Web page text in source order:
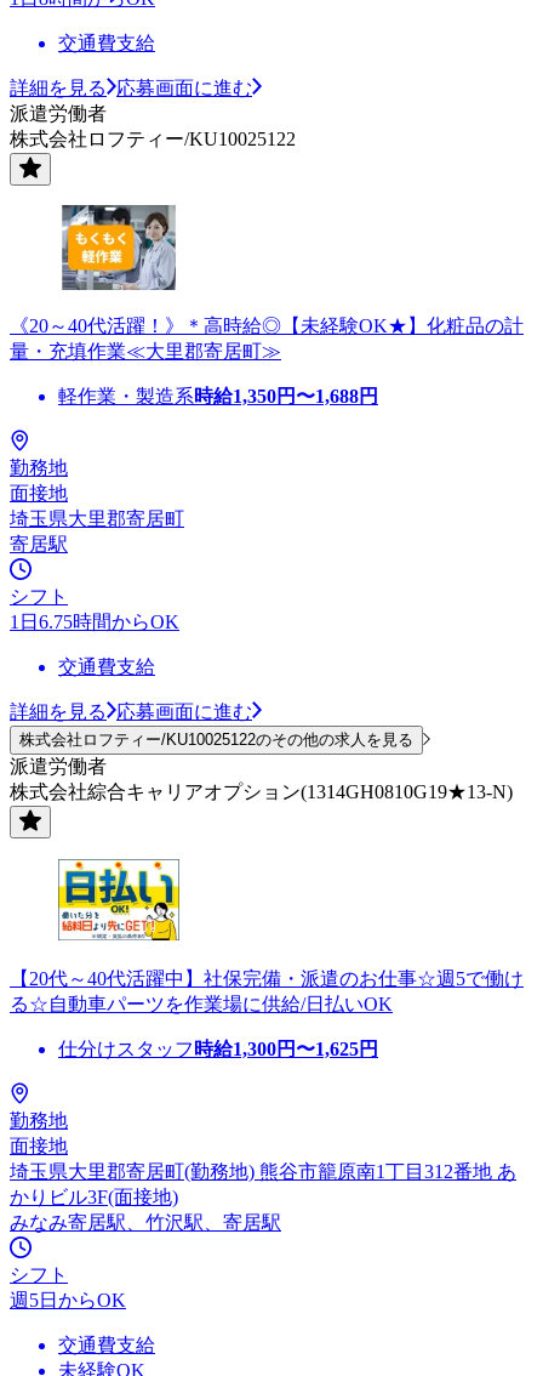
交通費支給
詳細を見る
応募画面に進む
派遣労働者
株式会社ロフティー/KU10025122
《20～40代活躍！》＊高時給◎【未経験OK★】化粧品の計
量・充填作業≪大里郡寄居町≫
軽作業・製造系時給1,350円〜1,688円
勤務地
面接地
埼玉県大里郡寄居町
寄居駅
シフト
1日6.75時間からOK
交通費支給
詳細を見る 応募画面に進む
株式会社ロフティー/KU10025122のその他の求人を見る
派遣労働者
株式会社綜合キャリアオプション(1314GH0810G19★13-N)
【20代～40代活躍中】社保完備・派遣のお仕事☆週5で働け
る☆自動車パーツを作業場に供給/日払いOK
仕分けスタッフ 時給1,300円〜1,625円
勤務地
面接地
埼玉県大里郡寄居町(勤務地) 熊谷市籠原南1丁目312番地 あ
かりビル3F(面接地)
みなみ寄居駅、竹沢駅、寄居駅
シフト
週5日からOK
交通費支給
未経験OK